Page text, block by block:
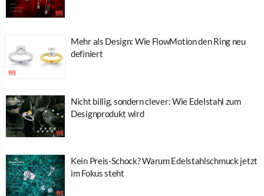
Mehr als Design: Wie FlowMotion den Ring neu
definiert
Nicht billig, sondern clever: Wie Edelstahl zum
Designprodukt wird
Kein Preis-Schock? Warum Edelstahlschmuck jetzt
im Fokus steht